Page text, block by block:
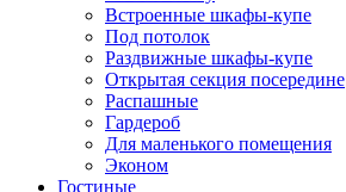
Встроенные шкафы-купе
Под потолок
Раздвижные шкафы-купе
Открытая секция посередине
Распашные
Гардероб
Для маленького помещения
Эконом
Гостиные